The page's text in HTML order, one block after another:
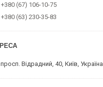
+380 (67) 106-10-75
+380 (63) 230-35-83
просп. Відрадний, 40, Київ, Україна